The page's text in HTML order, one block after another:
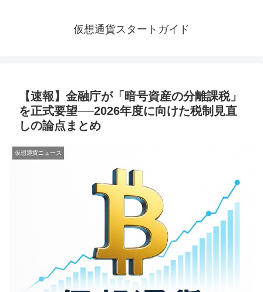
仮想通貨スタートガイド
【速報】金融庁が「暗号資産の分離課税」
を正式要望──2026年度に向けた税制見直
しの論点まとめ
仮想通貨ニュース